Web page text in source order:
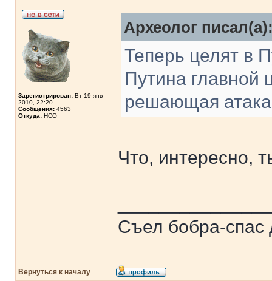
Зарегистрирован: Вт 19 янв
2010, 22:20
Сообщения: 4563
Откуда: НСО
Археолог
Теперь целят в
Путина главной
решающая
Что, интересно,
Съел бобра-спас
Вернуться к началу